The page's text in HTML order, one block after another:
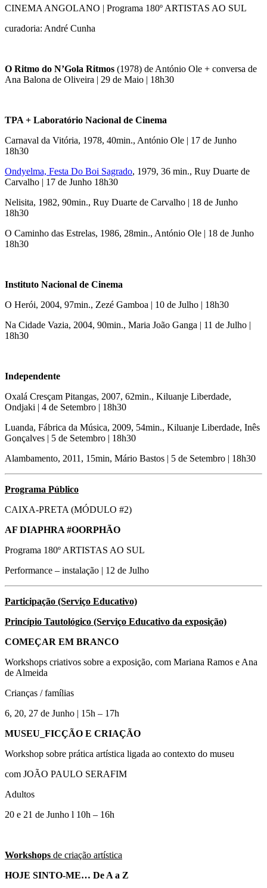
CINEMA ANGOLANO | Programa 180º ARTISTAS AO SUL
curadoria: André Cunha
O Ritmo do N’Gola Ritmos (1978) de António Ole + conversa de
Ana Balona de Oliveira | 29 de Maio | 18h30
TPA + Laboratório Nacional de Cinema
Carnaval da Vitória, 1978, 40min., António Ole | 17 de Junho
18h30
Ondyelma, Festa Do Boi Sagrado, 1979, 36 min., Ruy Duarte de
Carvalho | 17 de Junho 18h30
Nelisita, 1982, 90min., Ruy Duarte de Carvalho | 18 de Junho
18h30
O Caminho das Estrelas, 1986, 28min., António Ole | 18 de Junho
18h30
Instituto Nacional de Cinema
O Herói, 2004, 97min., Zezé Gamboa | 10 de Julho | 18h30
Na Cidade Vazia, 2004, 90min., Maria João Ganga | 11 de Julho |
18h30
Independente
Oxalá Cresçam Pitangas, 2007, 62min., Kiluanje Liberdade,
Ondjaki | 4 de Setembro | 18h30
Luanda, Fábrica da Música, 2009, 54min., Kiluanje Liberdade, Inês
Gonçalves | 5 de Setembro | 18h30
Alambamento, 2011, 15min, Mário Bastos | 5 de Setembro | 18h30
Programa Público
CAIXA-PRETA (MÓDULO #2)
AF DIAPHRA #OORPHÃO
Programa 180º ARTISTAS AO SUL
Performance – instalação | 12 de Julho
Participação (Serviço Educativo)
Princípio Tautológico (Serviço Educativo da exposição)
COMEÇAR EM BRANCO
Workshops criativos sobre a exposição, com Mariana Ramos e Ana
de Almeida
Crianças / famílias
6, 20, 27 de Junho | 15h – 17h
MUSEU_FICÇÃO E CRIAÇÃO
Workshop sobre prática artística ligada ao contexto do museu
com JOÃO PAULO SERAFIM
Adultos
20 e 21 de Junho l 10h – 16h
Workshops de criação artística
HOJE SINTO-ME… De A a Z